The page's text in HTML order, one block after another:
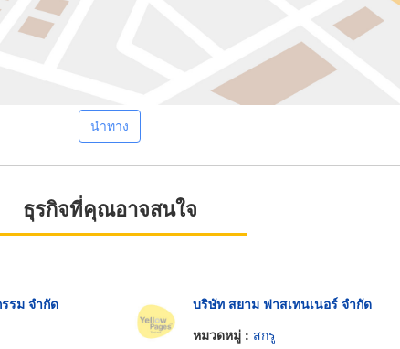
นำทาง
ธุรกิจที่คุณอาจสนใจ
รม จำกัด
บริษัท สยาม ฟาสเทนเนอร์ จำกัด
หมวดหมู่ : สกรู